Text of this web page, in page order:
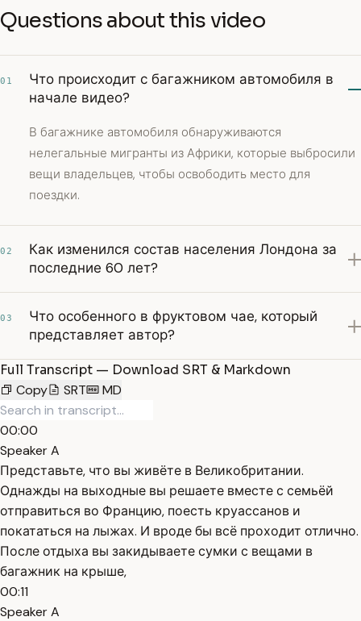
Questions about this video
01
Что происходит с багажником автомобиля в
начале видео?
В багажнике автомобиля обнаруживаются
нелегальные мигранты из Африки, которые выбросили
вещи владельцев, чтобы освободить место для
поездки.
02
Как изменился состав населения Лондона за
последние 60 лет?
03
Что особенного в фруктовом чае, который
представляет автор?
Full Transcript — Download SRT & Markdown
Copy
SRT MD
00:00
Speaker A
Представьте, что вы живёте в Великобритании.
Однажды на выходные вы решаете вместе с семьёй
отправиться во Францию, поесть круассанов и
покататься на лыжах. И вроде бы всё проходит отлично.
После отдыха вы закидываете сумки с вещами в
багажник на крыше,
00:11
Speaker A